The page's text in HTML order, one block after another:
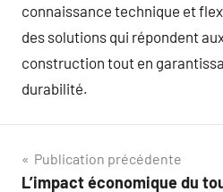
connaissance technique et
des solutions qui répondent
construction tout en
durabilité.
Navigation
Publication précédente
L’impact économique du